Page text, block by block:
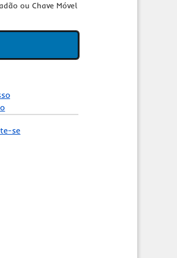
ou Chave Móvel
se